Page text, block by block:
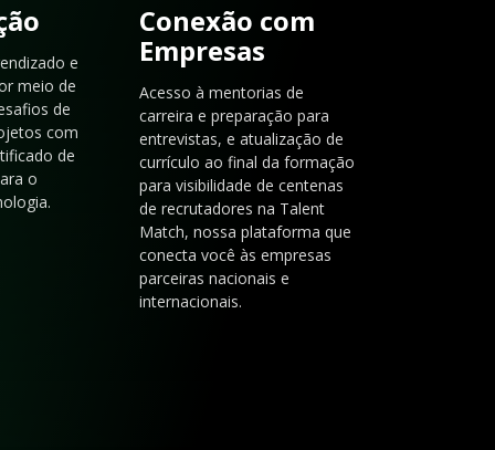
e
meio de
de
com
de
o
Conexão com
Empresas
Acesso à mentorias de
carreira e preparação para
entrevistas, e atualização de
currículo ao final da formação
para visibilidade de centenas
de recrutadores na Talent
Match, nossa plataforma que
conecta você às empresas
parceiras nacionais e
internacionais.